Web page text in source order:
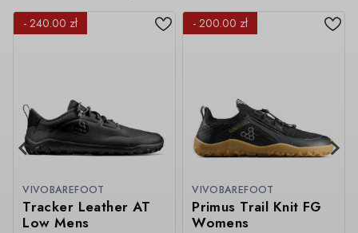
- 240.00 zł
VIVOBAREFOOT
Tracker Leather AT
Low Mens
- 200.00 zł
VIVOBAREFOOT
Primus Trail Knit FG
Womens